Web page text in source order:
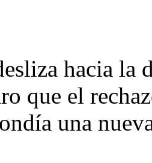
hacia
que el
una